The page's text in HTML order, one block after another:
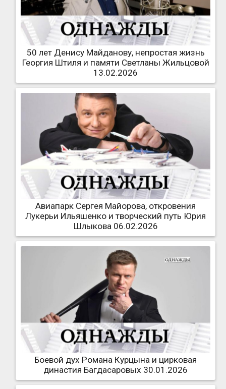
50 лет Денису Майданову, непростая жизнь
Георгия Штиля и памяти Светланы Жильцовой
13.02.2026
Авиапарк Сергея Майорова, откровения
Лукерьи Ильяшенко и творческий путь Юрия
Шлыкова 06.02.2026
Боевой дух Романа Курцына и цирковая
династия Багдасаровых 30.01.2026